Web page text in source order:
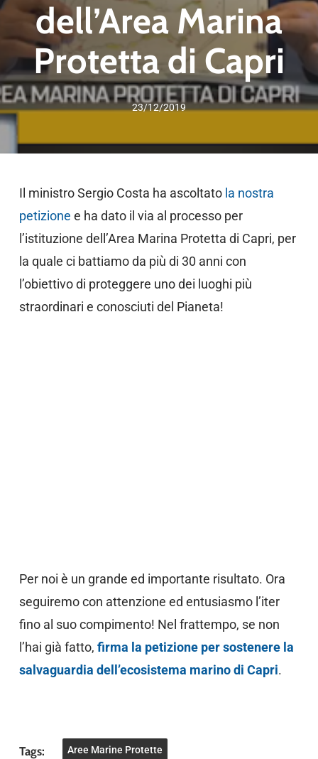
dell’Area Marina
Protetta di Capri
23/12/2019
Il ministro Sergio Costa ha ascoltato la nostra
petizione e ha dato il via al processo per
l’istituzione dell’Area Marina Protetta di Capri, per
la quale ci battiamo da più di 30 anni con
l’obiettivo di proteggere uno dei luoghi più
straordinari e conosciuti del Pianeta!
Per noi è un grande ed importante risultato. Ora
seguiremo con attenzione ed entusiasmo l’iter
fino al suo compimento! Nel frattempo, se non
l’hai già fatto, firma la petizione per sostenere la
salvaguardia dell’ecosistema marino di Capri.
Tags: Aree Marine Protette